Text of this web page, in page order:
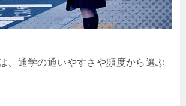
、通学の通いやすさや頻度から選ぶ